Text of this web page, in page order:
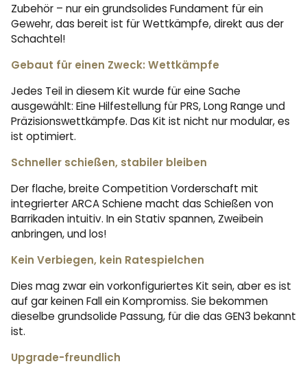
Zubehör – nur ein grundsolides Fundament für ein
Gewehr, das bereit ist für Wettkämpfe, direkt aus der
Schachtel!
Gebaut für einen Zweck: Wettkämpfe
Jedes Teil in diesem Kit wurde für eine Sache
ausgewählt: Eine Hilfestellung für PRS, Long Range und
Präzisionswettkämpfe. Das Kit ist nicht nur modular, es
ist optimiert.
Schneller schießen, stabiler bleiben
Der flache, breite Competition Vorderschaft mit
integrierter ARCA Schiene macht das Schießen von
Barrikaden intuitiv. In ein Stativ spannen, Zweibein
anbringen, und los!
Kein Verbiegen, kein Ratespielchen
Dies mag zwar ein vorkonfiguriertes Kit sein, aber es ist
auf gar keinen Fall ein Kompromiss. Sie bekommen
dieselbe grundsolide Passung, für die das GEN3 bekannt
ist.
Upgrade-freundlich